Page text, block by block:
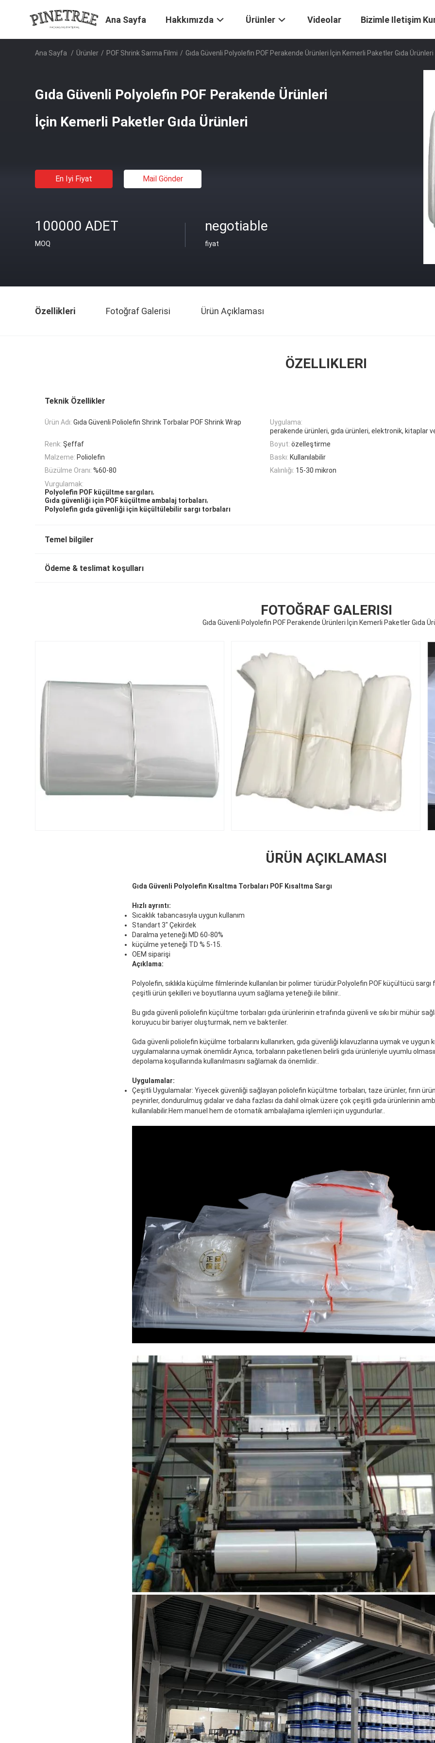
Ana Sayfa Hakkımızda Ürünler Videolar Bizimle Iletişim
Ana Sayfa / Ürünler / POF Shrink Sarma Filmi / Gıda Güvenli Polyolefin POF Perakende Ürünleri İçin Kemerli Paketler Gıda Ürünleri
Gıda Güvenli Polyolefin POF Perakende Ürünleri
İçin Kemerli Paketler Gıda Ürünleri
En Iyi Fiyat Mail Gönder
100000 ADET
MOQ
negotiable
fiyat
Özellikleri Fotoğraf Galerisi Ürün Açıklaması
ÖZELLIKLERI
Teknik Özellikler
Ürün Adı: Gıda Güvenli Poliolefin Shrink Torbalar POF Shrink Wrap
Uygulama:
perakende ürünleri, gıda ürünleri, elektronik, kitaplar
Renk: Şeffaf Boyut: özelleştirme
Malzeme: Poliolefin Baskı: Kullanılabilir
Büzülme Oranı: %60-80 Kalınlığı: 15-30 mikron
Vurgulamak:
Polyolefin POF küçültme sargıları,
Gıda güvenliği için POF küçültme ambalaj torbaları,
Polyolefin gıda güvenliği için küçültülebilir sargı torbaları
Temel bilgiler
Ödeme & teslimat koşulları
FOTOĞRAF GALERISI
Gıda Güvenli Polyolefin POF Perakende Ürünleri İçin Kemerli Paketler Gıda
ÜRÜN AÇIKLAMASI
Gıda Güvenli Polyolefin Kısaltma Torbaları POF Kısaltma Sargı
Hızlı ayrıntı:
Sıcaklık tabancasıyla uygun kullanım
Standart 3" Çekirdek
Daralma yeteneği MD 60-80%
küçülme yeteneği TD % 5-15.
OEM siparişi
Açıklama:
Polyolefin, sıklıkla küçülme filmlerinde kullanılan bir polimer türüdür.Polyolefin POF küçültücü
çeşitli ürün şekilleri ve boyutlarına uyum sağlama yeteneği ile bilinir..
Bu gıda güvenli poliolefin küçültme torbaları gıda ürünlerinin etrafında güvenli ve sıkı bir mühür
koruyucu bir bariyer oluşturmak, nem ve bakteriler.
Gıda güvenli poliolefin küçülme torbalarını kullanırken, gıda güvenliği kılavuzlarına uymak ve uygun
uygulamalarına uymak önemlidir.Ayrıca, torbaların paketlenen belirli gıda ürünleriyle uyumlu
depolama koşullarında kullanılmasını sağlamak da önemlidir..
Uygulamalar:
Çeşitli Uygulamalar: Yiyecek güvenliği sağlayan poliolefin küçültme torbaları, taze ürünler, fırın
peynirler, dondurulmuş gıdalar ve daha fazlası da dahil olmak üzere çok çeşitli gıda ürünlerinin
kullanılabilir.Hem manuel hem de otomatik ambalajlama işlemleri için uygundurlar..